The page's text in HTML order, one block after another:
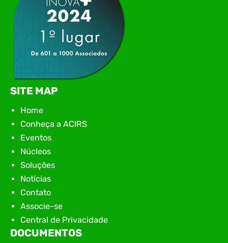
SITE MAP
Home
Conheça a ACIRS
Eventos
Núcleos
Soluções
Notícias
Contato
Associe-se
Central de Privacidade
DOCUMENTOS